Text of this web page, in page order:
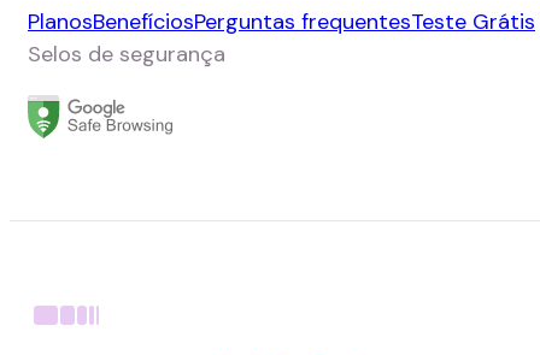
PlanosBenefíciosPerguntas frequentesTeste Grátis
Selos de segurança